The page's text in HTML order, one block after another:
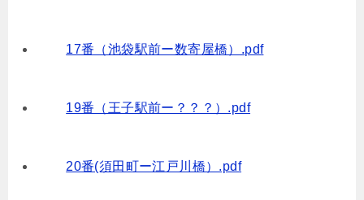
17番（池袋駅前ー数寄屋橋）.pdf
19番（王子駅前ー？？？）.pdf
20番(須田町ー江戸川橋）.pdf